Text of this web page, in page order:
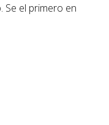
Se el primero en